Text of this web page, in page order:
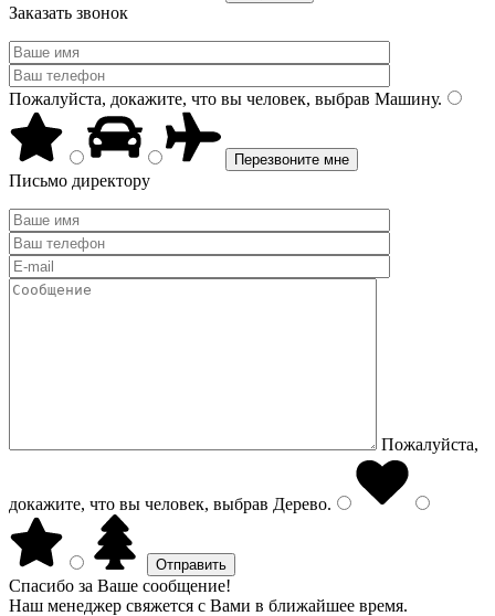
Заказать звонок
Пожалуйста, докажите, что вы человек, выбрав Машину.
Письмо директору
Пожалуйста,
докажите, что вы человек, выбрав Дерево.
Спасибо за Ваше сообщение!
Наш менеджер свяжется с Вами в ближайшее время.